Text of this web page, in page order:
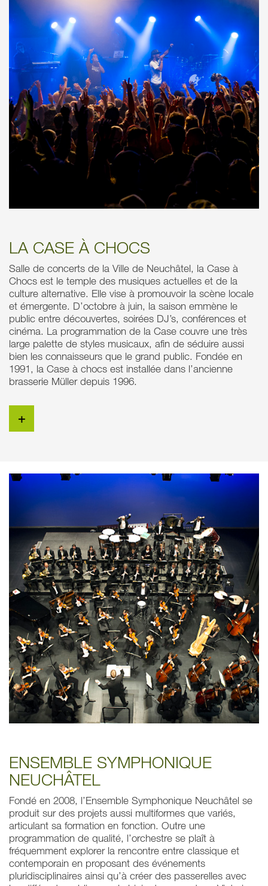
LA CASE À CHOCS
Salle de concerts de la Ville de Neuchâtel, la Case à
Chocs est le temple des musiques actuelles et de la
culture alternative. Elle vise à promouvoir la scène locale
et émergente. D’octobre à juin, la saison emmène le
public entre découvertes, soirées DJ’s, conférences et
cinéma. La programmation de la Case couvre une très
large palette de styles musicaux, afin de séduire aussi
bien les connaisseurs que le grand public. Fondée en
1991, la Case à chocs est installée dans l’ancienne
brasserie Müller depuis 1996.
+
ENSEMBLE SYMPHONIQUE
NEUCHÂTEL
Fondé en 2008, l’Ensemble Symphonique Neuchâtel se
produit sur des projets aussi multiformes que variés,
articulant sa formation en fonction. Outre une
programmation de qualité, l’orchestre se plaît à
fréquemment explorer la rencontre entre classique et
contemporain en proposant des événements
pluridisciplinaires ainsi qu’à créer des passerelles avec